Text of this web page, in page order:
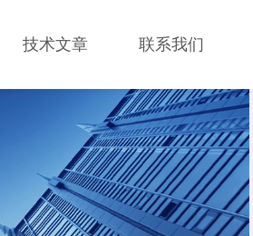
技术文章 联系我们